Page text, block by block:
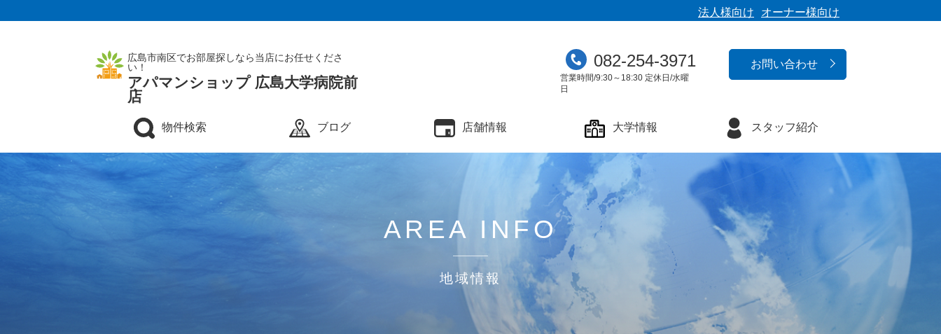
オーナー様向け
法人様向け
広島市南区でお部屋探しなら当店にお任せくださ
い！
アパマンショップ 広島大学病院前
店
お問い合わせ
082-254-3971
営業時間/9:30～18:30 定休日/水曜
日
物件検索 ブログ 店舗情報 大学情報 スタッフ紹介
AREA INFO
地域情報